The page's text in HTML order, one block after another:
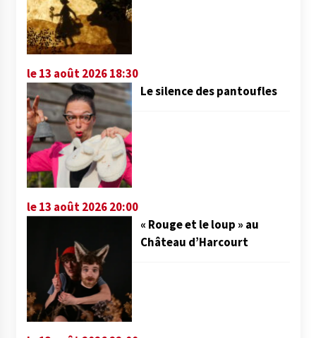
le 13 août 2026 18:30
Le silence des pantoufles
le 13 août 2026 20:00
« Rouge et le loup » au
Château d’Harcourt